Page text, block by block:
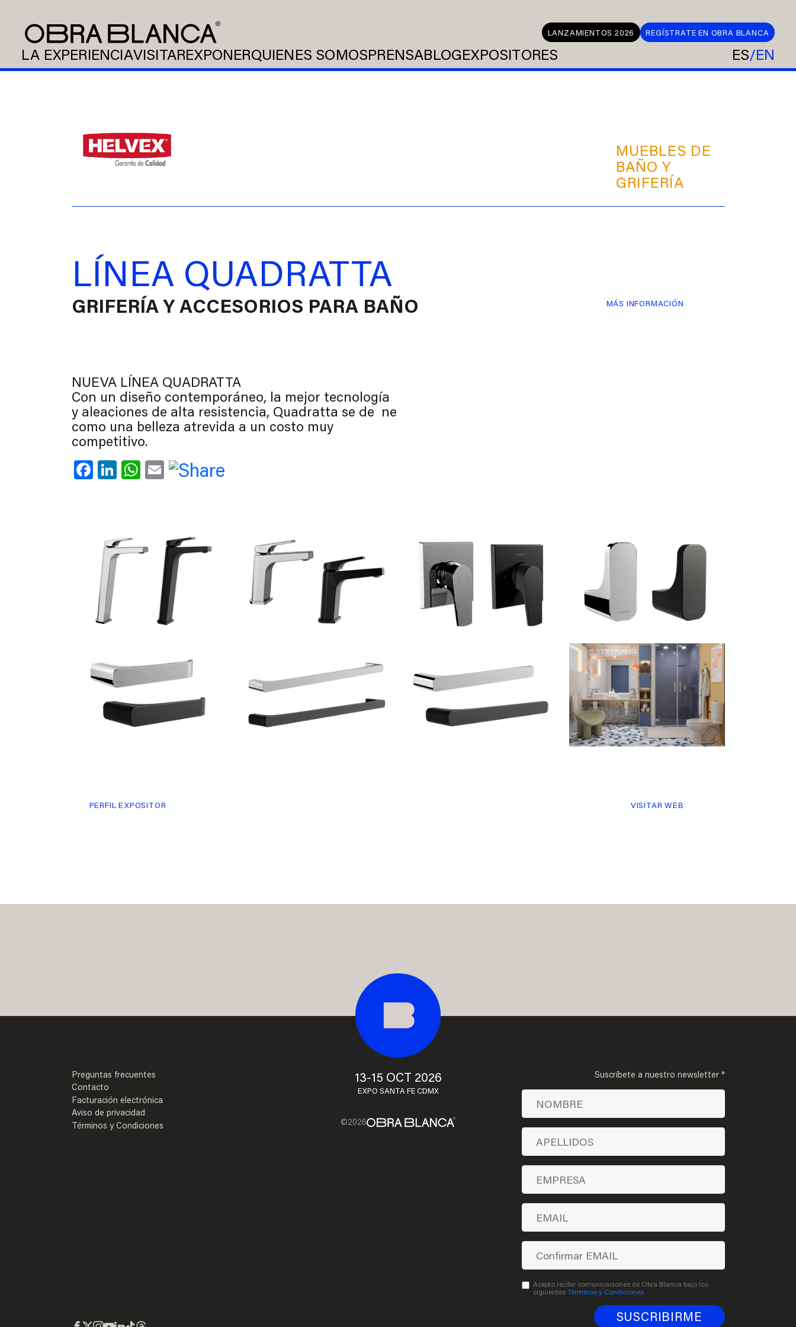
LANZAMIENTOS 2026 REGÍSTRATE EN OBRA BLANCA
LA EXPERIENCIAVISITAREXPONERQUIENES SOMOSPRENSABLOGEXPOSITORES ES EN
MUEBLES DE
BAÑO Y
GRIFERÍA
LÍNEA QUADRATTA
GRIFERÍA Y ACCESORIOS PARA BAÑO MÁS INFORMACIÓN
NUEVA LÍNEA QUADRATTA
Con un diseño contemporáneo, la mejor tecnología
y aleaciones de alta resistencia, Quadratta se de ne
como una belleza atrevida a un costo muy
competitivo.
Facebook
LinkedIn
WhatsApp
Email
PERFIL EXPOSITOR VISITAR WEB
Preguntas frecuentes
Contacto
Facturación electrónica
Aviso de privacidad
Términos y Condiciones
13-15 OCT 2026
EXPO SANTA FE CDMX
©2026
Suscríbete a nuestro newsletter *
Acepto recibir comunicaciones de Obra Blanca bajo los
siguientesTérminos y Condiciones